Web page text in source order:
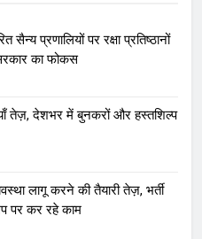
प्रणालियों पर रक्षा प्रतिष्ठानों
का फोकस
तेज़, देशभर में बुनकरों और हस्तशिल्प
लागू करने की तैयारी तेज़, भर्ती
पर कर रहे काम